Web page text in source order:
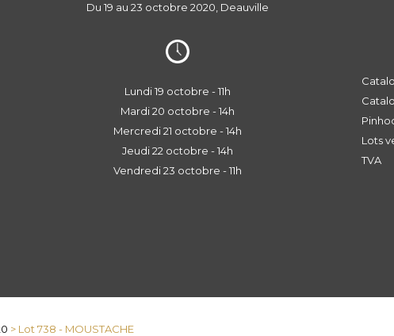
Du 19 au 23 octobre 2020, Deauville
Lundi 19 octobre - 11h
Mardi 20 octobre - 14h
Mercredi 21 octobre - 14h
Jeudi 22 octobre - 14h
Vendredi 23 octobre - 11h
Lots
TVA
> Lot 738 - MOUSTACHE